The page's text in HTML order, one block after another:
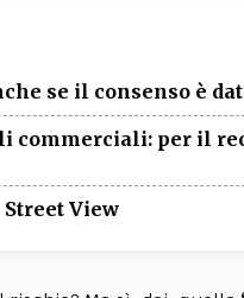
se il consenso è
commerciali: per il
View